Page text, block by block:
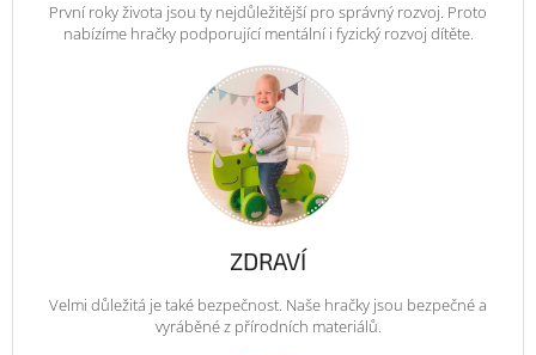
První roky života jsou ty nejdůležitější pro správný rozvoj. Proto
nabízíme hračky podporující mentální i fyzický rozvoj dítěte.
ZDRAVÍ
Velmi důležitá je také bezpečnost. Naše hračky jsou bezpečné a
vyráběné z přírodních materiálů.